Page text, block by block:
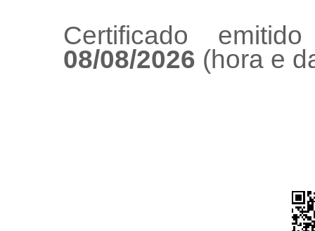
Certificado
08/08/2026 (hora e